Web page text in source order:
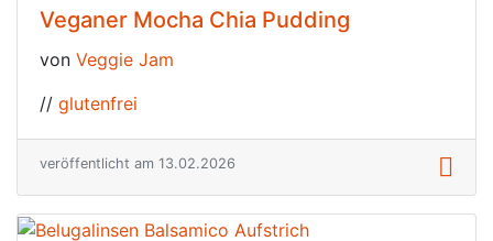
Veganer Mocha Chia Pudding
von Veggie Jam
// glutenfrei
veröffentlicht am 13.02.2026